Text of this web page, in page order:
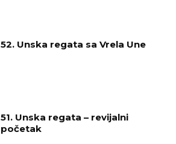
52. Unska regata sa Vrela Une
51. Unska regata – revijalni
početak